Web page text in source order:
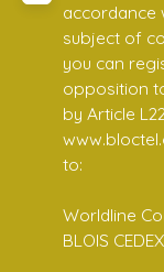
accordance
subject of
you can
opposition
by Article
to:
Worldline
BLOIS